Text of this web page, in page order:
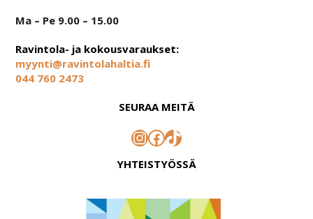
Ma – Pe 9.00 – 15.00
Ravintola- ja kokousvaraukset:
myynti@ravintolahaltia.fi
044 760 2473
SEURAA MEITÄ
InstagramFacebook TikTok
YHTEISTYÖSSÄ